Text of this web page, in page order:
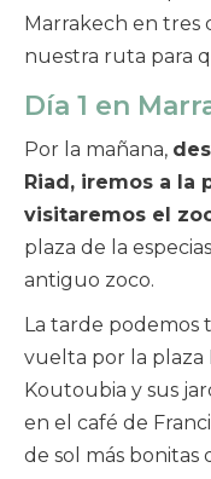
Marrakech en tres
nuestra ruta para
Día 1 en
Por la mañana,
Riad, iremos a la
visitaremos el
plaza de la
antiguo zoco.
La tarde podemos
vuelta por la plaza
Koutoubia y sus
en el café de
de sol más bonitas